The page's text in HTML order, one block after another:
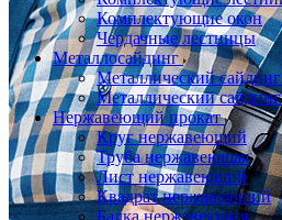
Комплектующие окон
Чердачные лестницы
Металлосайдинг
Металлический
Металлический
Нержавеющий прокат
Круг нержавеющий
Труба нержавеющая
Лист нержавеющий
Квадрат нержавеющий
Балка нержавеющая